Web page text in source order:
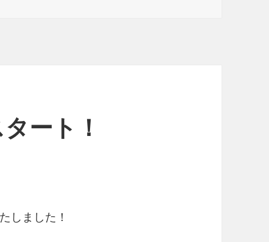
ート！
しました！